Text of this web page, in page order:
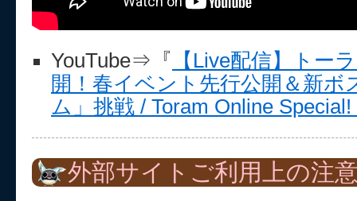
YouTube⇒『
【Live配信】トー
開！春イベント先行公開＆新ボ
ム」挑戦 / Toram Online Special!
外部サイトご利用上の注